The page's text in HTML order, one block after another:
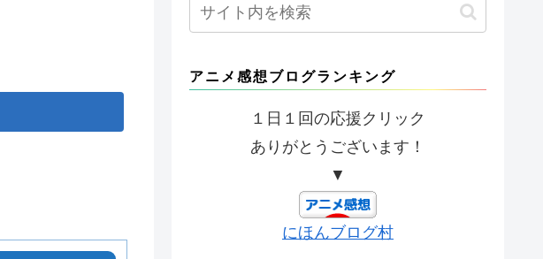
アニメ感想ブログランキング
１日１回の応援クリック
ありがとうございます！
▼
にほんブログ村